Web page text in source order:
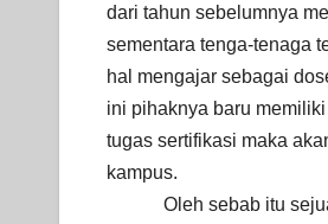
dari tahun sebelumnya
sementara tenga-tenaga
hal mengajar sebagai
ini pihaknya baru
tugas sertifikasi maka
kampus.
Oleh sebab itu